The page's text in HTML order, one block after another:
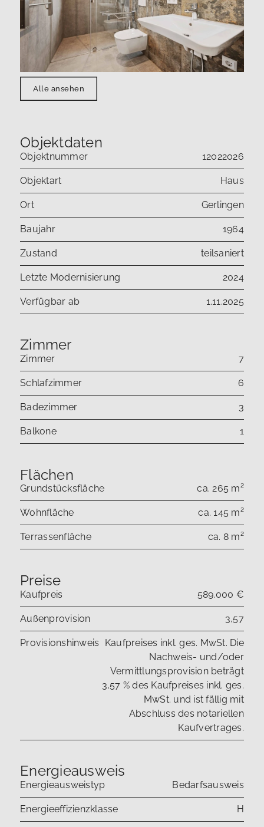
Alle ansehen
Objektdaten
Objektnummer 12022026
Objektart Haus
Ort Gerlingen
Baujahr 1964
Zustand teilsaniert
Letzte Modernisierung 2024
Verfügbar ab 1.11.2025
Zimmer
Zimmer 7
Schlafzimmer 6
Badezimmer 3
Balkone 1
Flächen
Grundstücksfläche ca. 265 m²
Wohnfläche ca. 145 m²
Terrassenfläche ca. 8 m²
Preise
Kaufpreis 589.000 €
Außenprovision 3,57
Provisionshinweis
Kaufpreises inkl. ges. MwSt. Die
Nachweis- und/oder
Vermittlungsprovision beträgt
3,57 % des Kaufpreises inkl. ges.
MwSt. und ist fällig mit
Abschluss des notariellen
Kaufvertrages.
Energieausweis
Energieausweistyp Bedarfsausweis
Energieeffizienzklasse H